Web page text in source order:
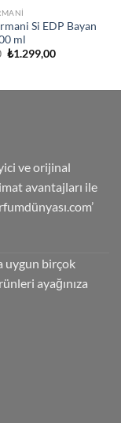
Si EDP Bayan
ml
Orijinal
₺1.299,00Şu
ve orijinal
avantajları ile
uygun birçok
ayağınıza